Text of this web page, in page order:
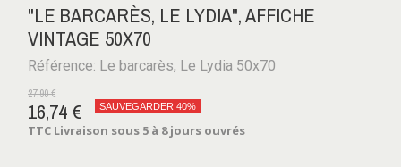
"LE BARCARÈS, LE LYDIA", AFFICHE
VINTAGE 50X70
Référence: Le barcarès, Le Lydia 50x70
27,90 €
16,74 € SAUVEGARDER 40%
TTC Livraison sous 5 à 8 jours ouvrés